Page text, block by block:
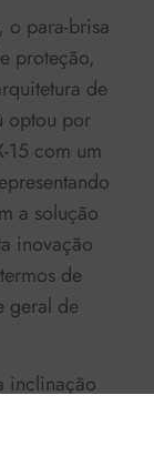
o para-brisa
proteção,
de
optou por
15 com um
a solução
inovação
de
geral de
inclinação